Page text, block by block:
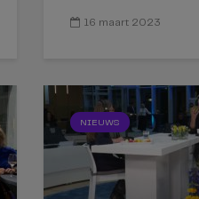
16 maart 2023
NIEUWS